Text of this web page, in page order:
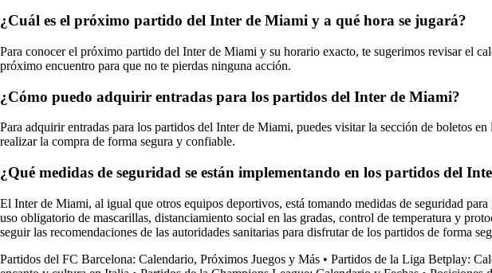
¿Cuál es el próximo partido del Inter de Miami y a qué hora se jugará?
Para conocer el próximo partido del Inter de Miami y su horario exacto, te sugerimos revisar el
próximo encuentro para que no te pierdas ninguna acción.
¿Cómo puedo adquirir entradas para los partidos del Inter de Miami?
Para adquirir entradas para los partidos del Inter de Miami, puedes visitar la sección de boletos
realizar la compra de forma segura y confiable.
¿Qué medidas de seguridad se están implementando en los partidos del
El Inter de Miami, al igual que otros equipos deportivos, está tomando medidas de seguridad
uso obligatorio de mascarillas, distanciamiento social en las gradas, control de temperatura y
seguir las recomendaciones de las autoridades sanitarias para disfrutar de los partidos de forma
Partidos del FC Barcelona: Calendario, Próximos Juegos y Más • Partidos de la Liga Betplay: